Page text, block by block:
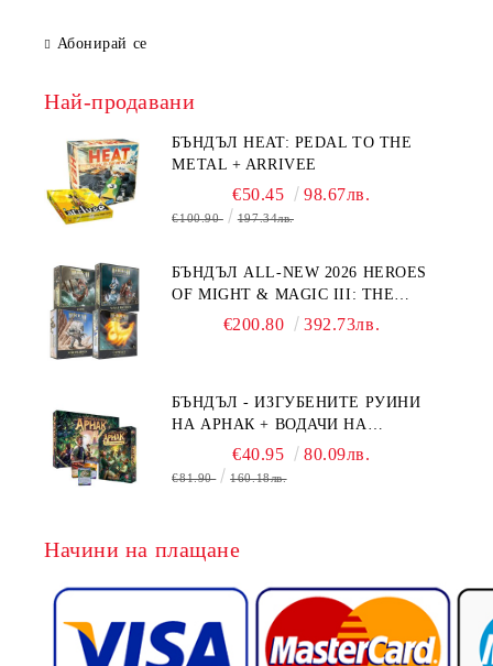
Абонирай се
Най-продавани
БЪНДЪЛ HEAT: PEDAL TO THE
METAL + ARRIVEE
€50.45 98.67лв.
€100.90 197.34лв.
БЪНДЪЛ ALL-NEW 2026 HEROES
OF MIGHT & MAGIC III: THE
BOARD GAME EXPANSIONS -
€200.80 392.73лв.
БЪНДЪЛ - ИЗГУБЕНИТЕ РУИНИ
НА АРНАК + ВОДАЧИ НА
ЕКСПЕДИЦИИ + ПРОМО КАРТИ
БЕЗПЛАТНО
€40.95 80.09лв.
€81.90 160.18лв.
Начини на плащане